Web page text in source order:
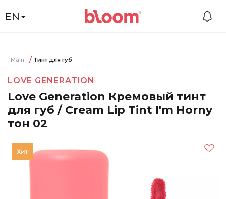
EN
Main Тинт для губ
LOVE GENERATION
Love Generation Кремовый тинт
для губ / Cream Lip Tint I'm Horny
тон 02